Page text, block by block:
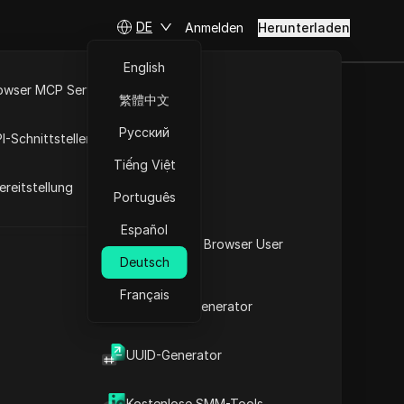
Was ist mein Browser User
Agent
2FA-Code-Generator
UUID-Generator
MCP Server
Schnittstellen
DE
English
繁體中文
Русский
Tiếng Việt
Português
Español
Deutsch
Français
Anmelden Herunterladen
lässt (2
Inhaltsübersicht